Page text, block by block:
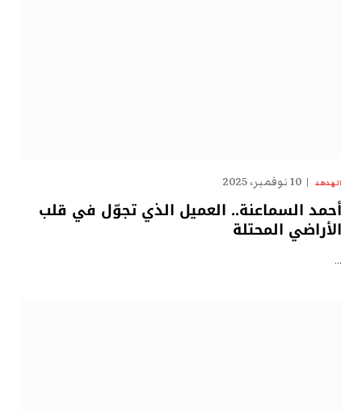
الهدهد 10 نوفمبر، 2025
أحمد السماعنة.. العميل الذي تجوّل في قلب
الأراضي المحتلة
…